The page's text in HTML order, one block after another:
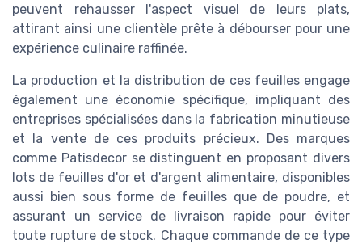
peuvent rehausser l'aspect visuel de leurs plats,
attirant ainsi une clientèle prête à débourser pour une
expérience culinaire raffinée.
La production et la distribution de ces feuilles engage
également une économie spécifique, impliquant des
entreprises spécialisées dans la fabrication minutieuse
et la vente de ces produits précieux. Des marques
comme Patisdecor se distinguent en proposant divers
lots de feuilles d'or et d'argent alimentaire, disponibles
aussi bien sous forme de feuilles que de poudre, et
assurant un service de livraison rapide pour éviter
toute rupture de stock. Chaque commande de ce type